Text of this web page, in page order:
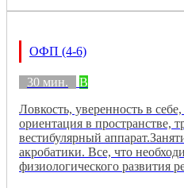
ОФП (4-6)
30 мин.
B
Ловкость, уверенность в
ориентация в пространстве,
вестибулярный
акробатики. Все, что
физиологического развития